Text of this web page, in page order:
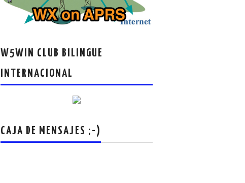
W5WIN CLUB BILINGUE
INTERNACIONAL
CAJA DE MENSAJES ;-)